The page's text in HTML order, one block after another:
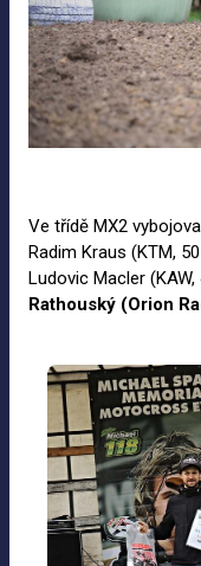
Ve třídě MX2
Radim Kraus (KTM,
Ludovic Macler
Rathouský (Orion